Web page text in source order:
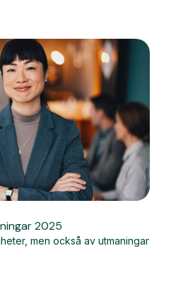
2025
men också av utmaningar